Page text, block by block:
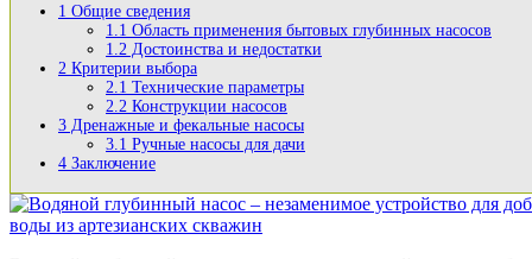
1 Общие сведения
1.1 Область применения бытовых глубинных насосов
1.2 Достоинства и недостатки
2 Критерии выбора
2.1 Технические параметры
2.2 Конструкции насосов
3 Дренажные и фекальные насосы
3.1 Ручные насосы для дачи
4 Заключение